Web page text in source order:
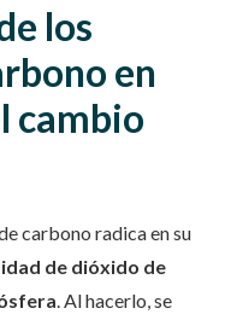
los
en
cambio
carbono radica en su
de dióxido de
. Al hacerlo, se